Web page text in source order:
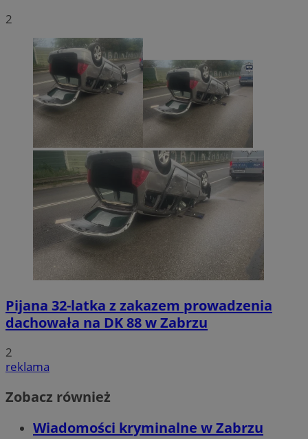
2
Pijana 32-latka z zakazem prowadzenia
dachowała na DK 88 w Zabrzu
2
reklama
Zobacz również
Wiadomości kryminalne w Zabrzu